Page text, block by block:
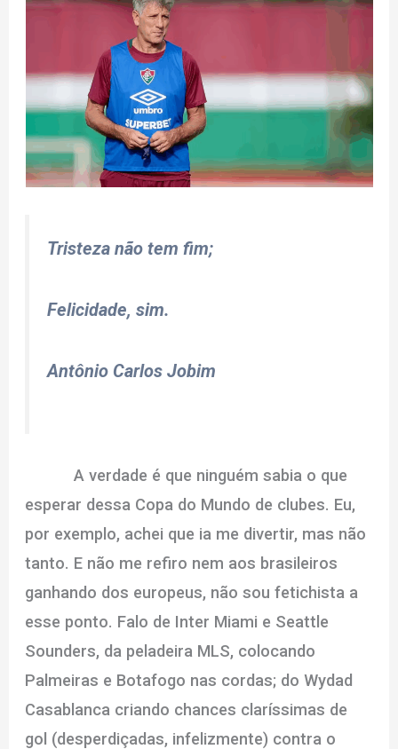
Tristeza não tem fim;
Felicidade, sim.
Antônio Carlos Jobim
A verdade é que ninguém sabia o que
esperar dessa Copa do Mundo de clubes. Eu,
por exemplo, achei que ia me divertir, mas não
tanto. E não me refiro nem aos brasileiros
ganhando dos europeus, não sou fetichista a
esse ponto. Falo de Inter Miami e Seattle
Sounders, da peladeira MLS, colocando
Palmeiras e Botafogo nas cordas; do Wydad
Casablanca criando chances claríssimas de
gol (desperdiçadas, infelizmente) contra o